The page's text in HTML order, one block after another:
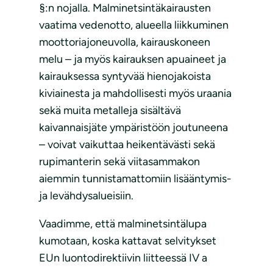
§:n nojalla. Malminetsintäkairausten
vaatima vedenotto, alueella liikkuminen
moottoriajoneuvolla, kairauskoneen
melu – ja myös kairauksen apuaineet ja
kairauksessa syntyvää hienojakoista
kiviainesta ja mahdollisesti myös uraania
sekä muita metalleja sisältävä
kaivannaisjäte ympäristöön joutuneena
– voivat vaikuttaa heikentävästi sekä
rupimanterin sekä viitasammakon
aiemmin tunnistamattomiin lisääntymis-
ja levähdysalueisiin.
Vaadimme, että malminetsintälupa
kumotaan, koska kattavat selvitykset
EUn luontodirektiivin liitteessä IV a